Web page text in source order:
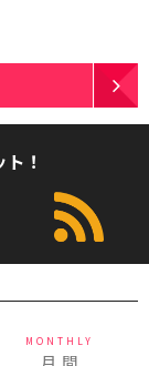
！
MONTHLY